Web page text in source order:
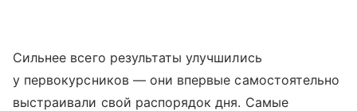
Сильнее всего результаты улучшились
у первокурсников — они впервые самостоятельно
выстраивали свой распорядок дня. Самые